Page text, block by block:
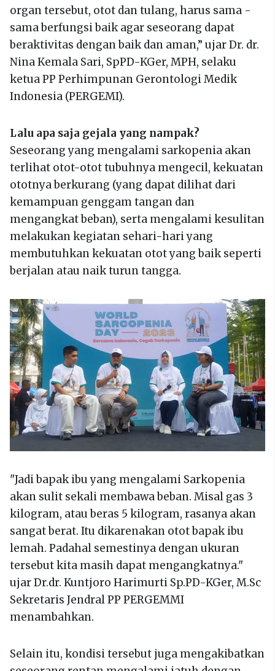
organ tersebut, otot dan tulang, harus sama -
sama berfungsi baik agar seseorang dapat
beraktivitas dengan baik dan aman,” ujar Dr. dr.
Nina Kemala Sari, SpPD-KGer, MPH, selaku
ketua PP Perhimpunan Gerontologi Medik
Indonesia (PERGEMI).
Lalu apa saja gejala yang nampak?
Seseorang yang mengalami sarkopenia akan
terlihat otot-otot tubuhnya mengecil, kekuatan
ototnya berkurang (yang dapat dilihat dari
kemampuan genggam tangan dan
mengangkat beban), serta mengalami kesulitan
melakukan kegiatan sehari-hari yang
membutuhkan kekuatan otot yang baik seperti
berjalan atau naik turun tangga.
"Jadi bapak ibu yang mengalami Sarkopenia
akan sulit sekali membawa beban. Misal gas 3
kilogram, atau beras 5 kilogram, rasanya akan
sangat berat. Itu dikarenakan otot bapak ibu
lemah. Padahal semestinya dengan ukuran
tersebut kita masih dapat mengangkatnya."
ujar Dr.dr. Kuntjoro Harimurti Sp.PD-KGer, M.Sc
Sekretaris Jendral PP PERGEMMI
menambahkan.
Selain itu, kondisi tersebut juga mengakibatkan